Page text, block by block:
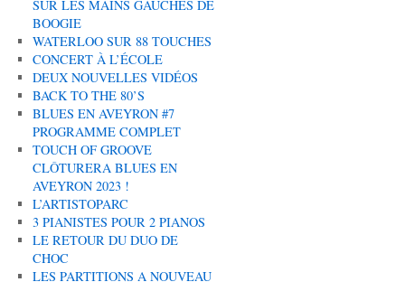
SUR LES MAINS GAUCHES DE
BOOGIE
WATERLOO SUR 88 TOUCHES
CONCERT À L’ÉCOLE
DEUX NOUVELLES VIDÉOS
BACK TO THE 80’S
BLUES EN AVEYRON #7
PROGRAMME COMPLET
TOUCH OF GROOVE
CLÔTURERA BLUES EN
AVEYRON 2023 !
L’ARTISTOPARC
3 PIANISTES POUR 2 PIANOS
LE RETOUR DU DUO DE
CHOC
LES PARTITIONS A NOUVEAU